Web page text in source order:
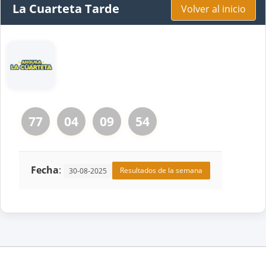
La Cuarteta Tarde Volver al inicio
77 04 09 54
Fecha: 30-08-2025 Resultados de la semana